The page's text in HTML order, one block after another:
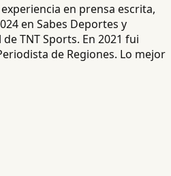
en prensa escrita,
en Sabes Deportes y
TNT Sports. En 2021 fui
de Regiones. Lo mejor